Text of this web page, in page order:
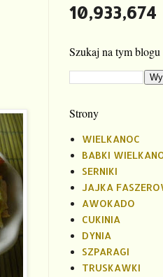
10,933,674
Szukaj na tym blogu
Strony
WIELKANOC
BABKI
SERNIKI
JAJKA
AWOKADO
CUKINIA
DYNIA
SZPARAGI
TRUSKAWKI